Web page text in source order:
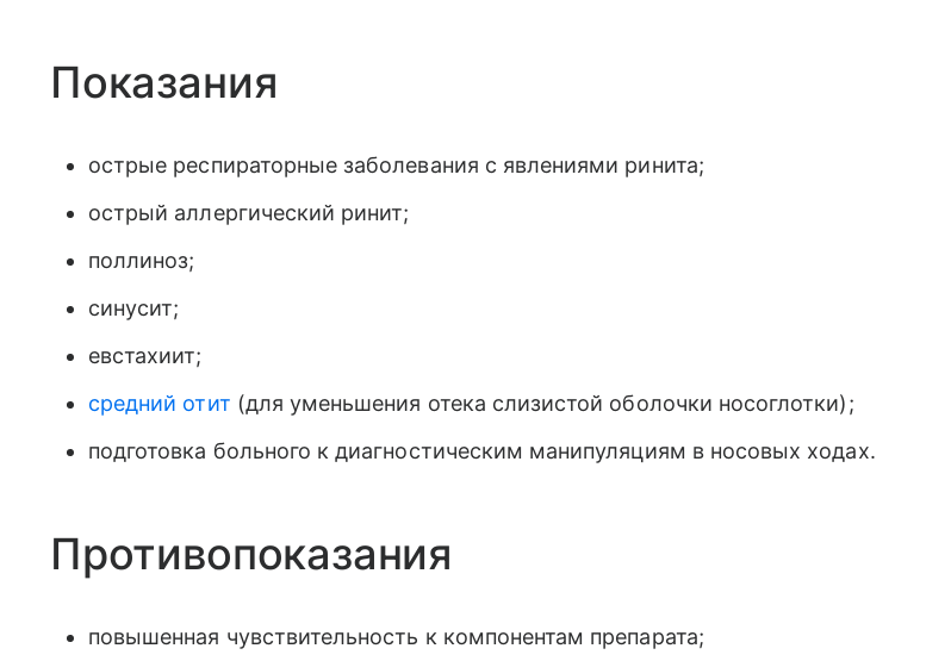
Показания
острые респираторные заболевания с явлениями ринита;
острый аллергический ринит;
поллиноз;
синусит;
евстахиит;
средний отит (для уменьшения отека слизистой оболочки носоглотки);
подготовка больного к диагностическим манипуляциям в носовых ходах.
Противопоказания
повышенная чувствительность к компонентам препарата;